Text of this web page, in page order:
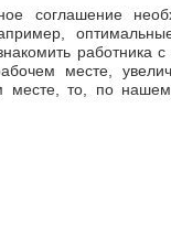
соглашение
работника
месте,
то, по